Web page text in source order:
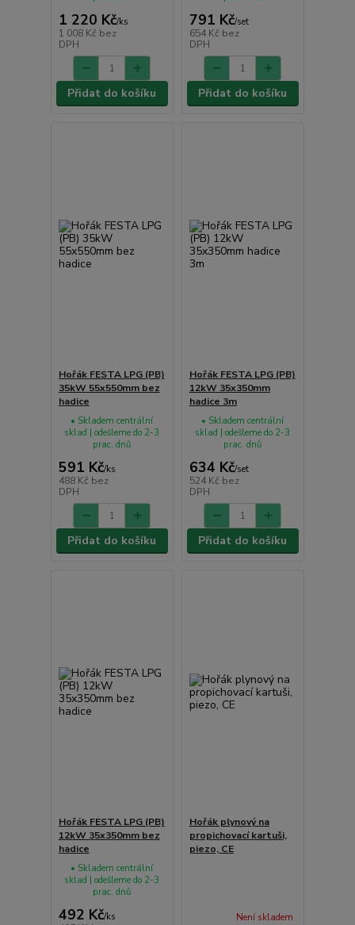
1 220 Kč/ks
1 008 Kč bez
DPH
Přidat do košíku
791 Kč/set
654 Kč bez
DPH
Přidat do košíku
Hořák FESTA LPG (PB)
35kW 55x550mm bez
hadice
591 Kč/ks
488 Kč bez
DPH
• Skladem centrální
sklad | odešleme do 2-3
prac. dnů
Přidat do košíku
Hořák FESTA LPG (PB)
12kW 35x350mm
hadice 3m
634 Kč/set
524 Kč bez
DPH
• Skladem centrální
sklad | odešleme do 2-3
prac. dnů
Přidat do košíku
Hořák FESTA LPG (PB)
12kW 35x350mm bez
hadice
492 Kč/ks
• Skladem centrální
sklad | odešleme do 2-3
prac. dnů
Hořák plynový na
propichovací kartuši,
piezo, CE
Není skladem